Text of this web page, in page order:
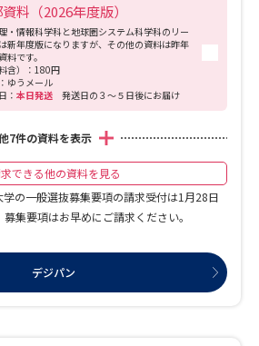
見
義」 学問分野解説
ーザーサポート
大学進学IDについて
料（2026年度版）
・情報科学科と地球圏システム科学科のリー
新年度版になりますが、その他の資料は昨年
料です。
含）：180円
ゆうメール
： 本日発送 発送日の３～５日後にお届け
7件の資料を表示
できる他の資料を見る
の一般選抜募集要項の請求受付は1月28日
募集要項はお早めにご請求ください。
デジパン